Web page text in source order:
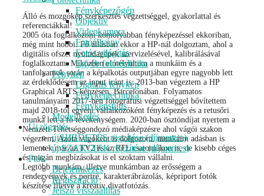
Fényképezőgép
Objektív
Videokamera
Fotóállvány
Fotós világítás
Egyéb fotótechnika
Fénykép
Digitális fénykép
Fényképtechnika
Fényképstílus
Modellkedés
Új rögzítés
új HIRDETÉS rögzítése (díjmentes)
új SZAKCIKK rögzítése (díjmentes)
Fiók
Bejelentkezés
Regisztráció
Jelszó visszaállítás
Álló és mozgókép szerkesztés végzettséggel, gyakorlattal és
referenciákkal!
2005 óta foglalkozom komolyabban fényképezéssel ekkoriban,
még mint hobbi. Fő állásban ekkor a HP-nál dolgoztam, ahol a
digitális ofszet nyomdagépek szervizelésével, kalibrálásával
foglalkoztam. Miközben elmélyültem a munkáim és a
tanfolyamok során a képalkotás outputjában egyre nagyobb lett
az érdeklődésem az input iránt is. 2013-ban végeztem a HP
Graphical ARTS képzésén, Barcelonában. Folyamatos
tanulmányaim 2017-ben fotográfusi végzettséggel bővítettem
majd 2018-tól egyéni vállalkozóként fényképezés és a retusőri
munka lett a fő tevékenységem. 2020-ban ösztöndíjat nyertem a
Nemzeti Tehetséggondozó médiaképzésre ahol vágói szakon
végeztem. Azóta vágóként is dolgozom, munkáim adásban is
lementek már az TV2 és az RTL csatornákon is, de kisebb céges
és magán megbízásokat is el szoktam vállalni.
Legtöbb munkám, illetve munkámban az erősségem a
rendezvények és portré, karakterábrázolás, képriport fotók
készítése illetve a kreatív divatfotózás.